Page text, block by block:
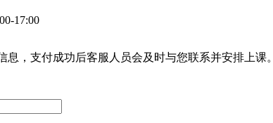
17:00
息，支付成功后客服人员会及时与您联系并安排上课。